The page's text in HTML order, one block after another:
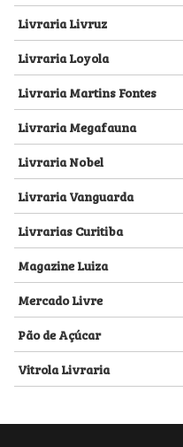
Livraria Livruz
Livraria Loyola
Livraria Martins Fontes
Livraria Megafauna
Livraria Nobel
Livraria Vanguarda
Livrarias Curitiba
Magazine Luiza
Mercado Livre
Pão de Açúcar
Vitrola Livraria